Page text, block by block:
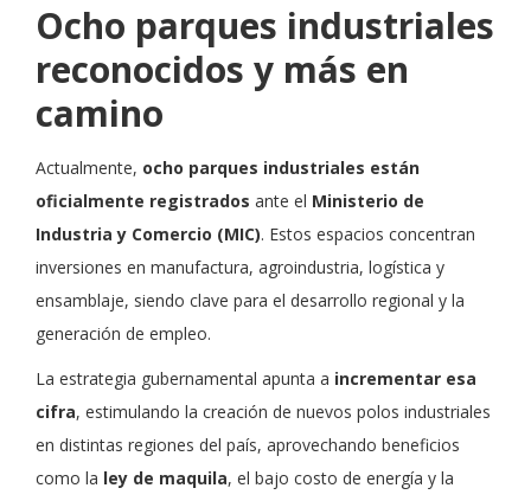
Ocho parques industriales
reconocidos y más en
camino
Actualmente, ocho parques industriales están
oficialmente registrados ante el Ministerio de
Industria y Comercio (MIC). Estos espacios concentran
inversiones en manufactura, agroindustria, logística y
ensamblaje, siendo clave para el desarrollo regional y la
generación de empleo.
La estrategia gubernamental apunta a incrementar esa
cifra, estimulando la creación de nuevos polos industriales
en distintas regiones del país, aprovechando beneficios
como la ley de maquila, el bajo costo de energía y la